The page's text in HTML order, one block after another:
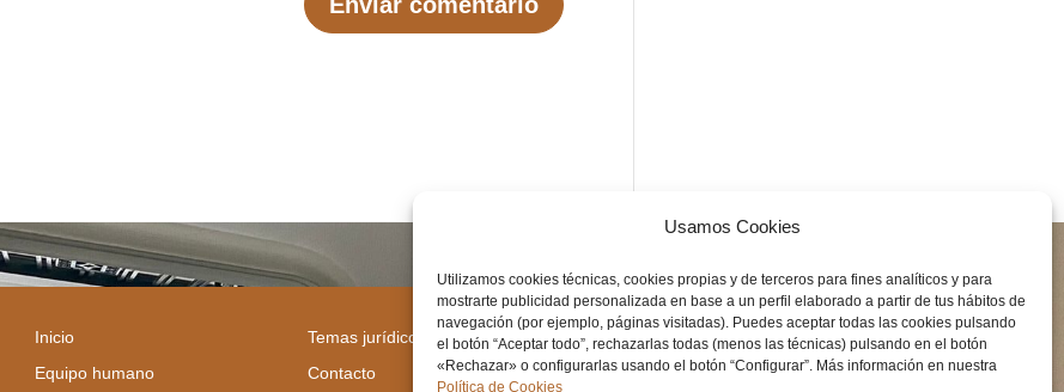
Usamos Cookies
Utilizamos cookies técnicas, cookies propias y de terceros para fines analíticos y para
mostrarte publicidad personalizada en base a un perfil elaborado a partir de tus hábitos de
navegación (por ejemplo, páginas visitadas). Puedes aceptar todas las cookies pulsando
el botón “Aceptar todo”, rechazarlas todas (menos las técnicas) pulsando en el botón
«Rechazar» o configurarlas usando el botón “Configurar”. Más información en nuestra
Política de Cookies
Inicio
Equipo humano
Temas jurídicos
Contacto
Protección de Datos
Cookies